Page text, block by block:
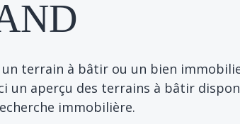
un terrain à bâtir ou un bien
un aperçu des terrains à bâtir
immobilière.